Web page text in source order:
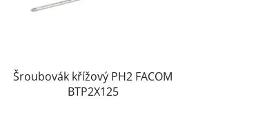
Šroubovák křížový PH2 FACOM
BTP2X125